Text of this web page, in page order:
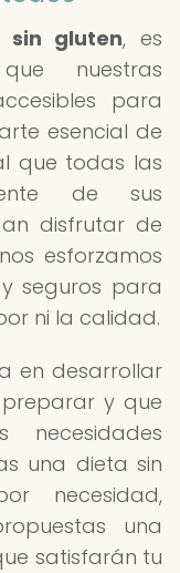
sin gluten, es
nuestras
para
esencial de
que todas las
de sus
disfrutar de
esforzamos
seguros para
ni la calidad.
en desarrollar
y que
una dieta sin
necesidad,
una
satisfarán tu